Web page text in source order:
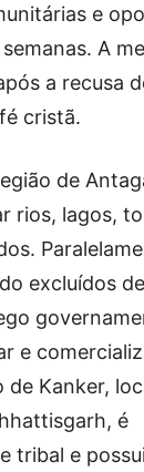
e
A
a recusa
cristã.
de
rios, lagos,
excluídos
e
Kanker,
é
tribal e